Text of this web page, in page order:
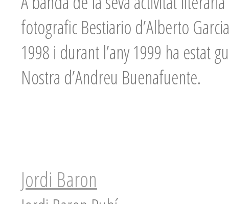
fotografic Bestiario d’Alberto
1998 i durant l’any 1999 ha estat
Nostra d’Andreu Buenafuente.
Jordi Baron